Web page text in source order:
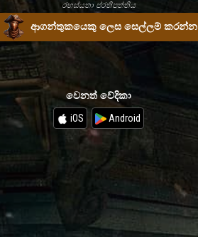
රහස්යතා ප්රතිපත්තිය
ආගන්තුකයෙකු ලෙස සෙල්ලම් කරන්න
වෙනත් වේදිකා
iOS Android